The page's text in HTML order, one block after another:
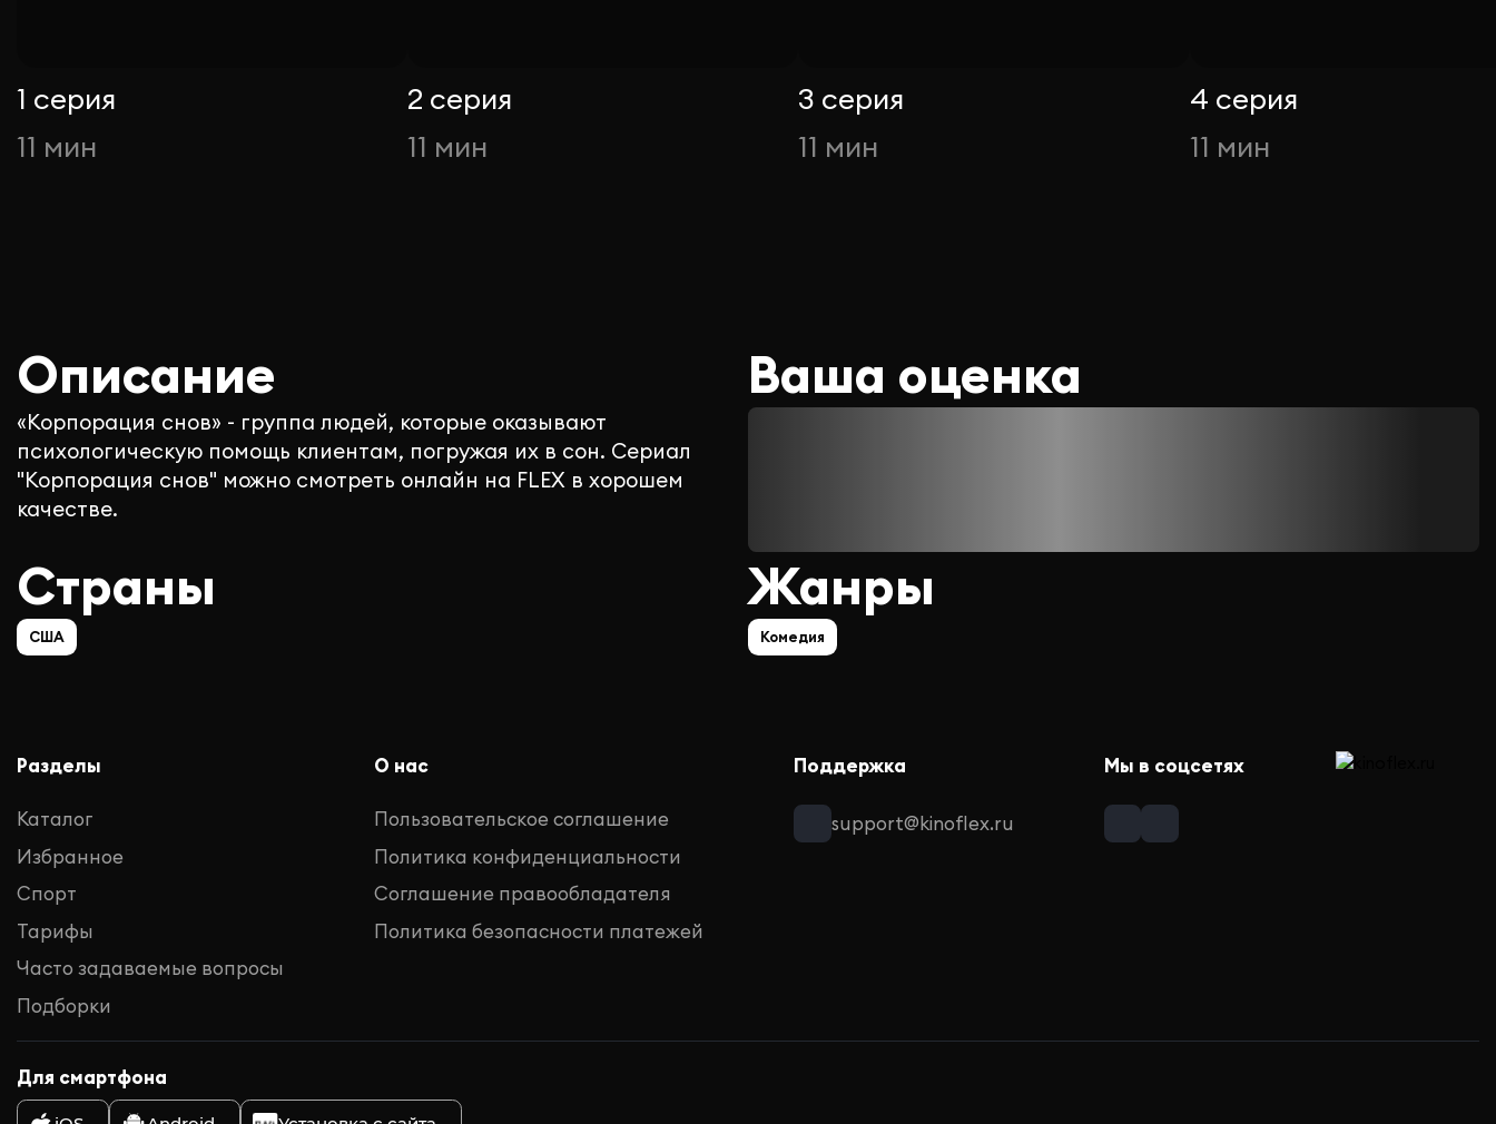
1 серия
11 мин
2 серия
11 мин
3 серия
11 мин
4 серия
11 мин
Описание
«Корпорация снов» - группа людей, которые оказывают
психологическую помощь клиентам, погружая их в сон. Сериал
"Корпорация снов" можно смотреть онлайн на FLEX в хорошем
качестве.
Ваша оценка
Страны
США
Жанры
Комедия
Разделы
Каталог
Избранное
Спорт
Тарифы
Часто задаваемые вопросы
Подборки
О нас
Пользовательское соглашение
Политика конфиденциальности
Соглашение правообладателя
Политика безопасности платежей
Поддержка
support@kinoflex.ru
Мы в соцсетях
Для смартфона